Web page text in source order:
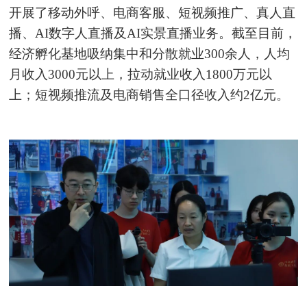
开展了移动外呼、电商客服、短视频推广、真人直
播、AI数字人直播及AI实景直播业务。截至目前，
经济孵化基地吸纳集中和分散就业300余人，人均
月收入3000元以上，拉动就业收入1800万元以
上；短视频推流及电商销售全口径收入约2亿元。